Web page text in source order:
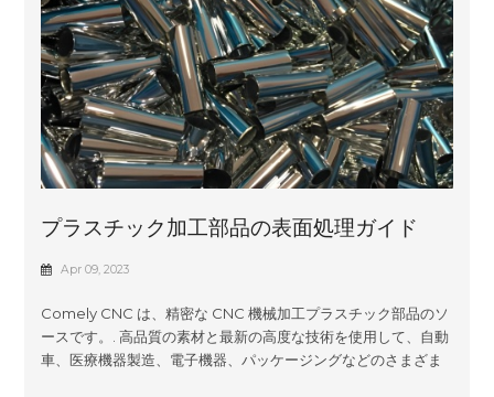
プラスチック加工部品の表面処理ガイド
Apr 09, 2023
Comely CNC は、精密な CNC 機械加工プラスチック部品のソ
ースです。. 高品質の素材と最新の高度な技術を使用して、自動
車、医療機器製造、電子機器、パッケージングなどのさまざま